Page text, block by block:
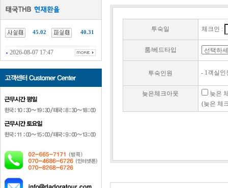
45.02 40.31
2026-08-07 17:47
투숙일 체크인 :
룸/베드타입
투숙인원 - 1객실인
늦은체크아웃
늦은
(늦은 체